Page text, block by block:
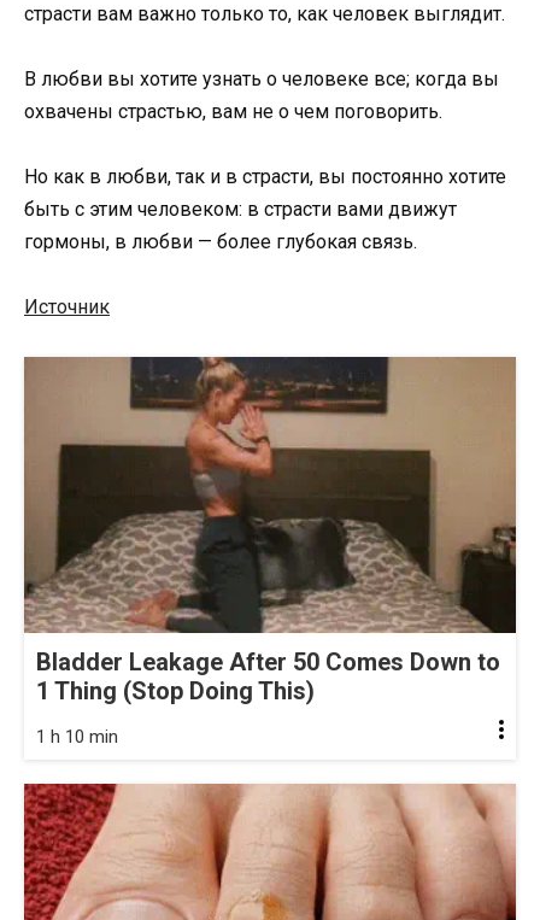
страсти вам важно только то, как человек выглядит.
В любви вы хотите узнать о человеке все; когда вы
охвачены страстью, вам не о чем поговорить.
Но как в любви, так и в страсти, вы постоянно хотите
быть с этим человеком: в страсти вами движут
гормоны, в любви — более глубокая связь.
Источник
Bladder Leakage After 50 Comes Down to
1 Thing (Stop Doing This)
1 h 10 min